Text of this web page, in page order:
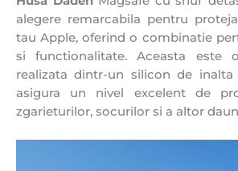
alegere remarcabila pentru
tau Apple, oferind o combinatie
si functionalitate. Aceasta este
realizata dintr-un silicon de inalta
asigura un nivel excelent de
zgarieturilor, socurilor si a altor